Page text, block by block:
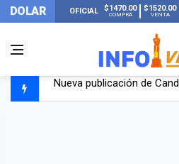
DOLAR OFICIAL $1470.00
COMPRA
$1520.00
VENTA
Un joven murió quemado